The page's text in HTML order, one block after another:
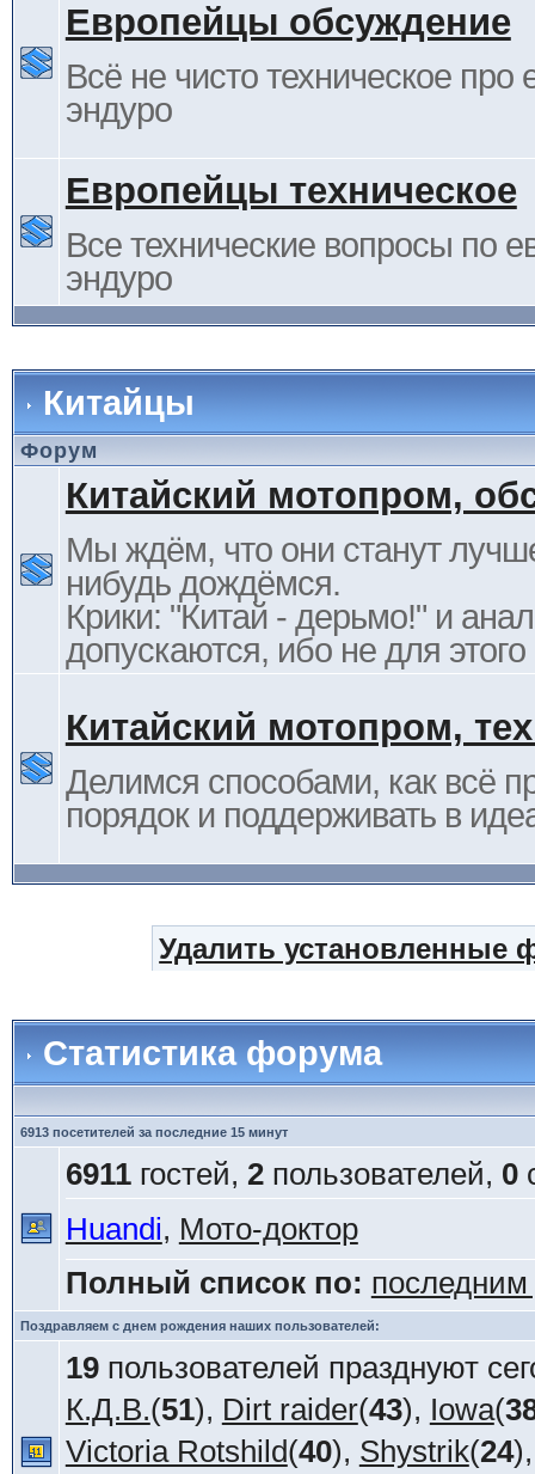
Европейцы обсуждение
Всё не чисто техническое про
эндуро
Европейцы техническое
Все технические вопросы по
эндуро
Китайцы
Форум
Китайский мотопром,
Мы ждём, что они станут
нибудь дождёмся.
Крики: "Китай - дерьмо!" и
допускаются, ибо не для
Китайский мотопром,
Делимся способами, как всё
порядок и поддерживать в
Удалить установленные
Статистика форума
6913 посетителей за последние 15 минут
6911гостей, 2пользователей, 0
Huandi, Мото-доктор
Полный список по:
Поздравляем с днем рождения наших пользователей:
19пользователей празднуют
К.Д.В.(51), Dirt raider(43), Iowa(
Victoria Rotshild(40), Shystrik(24